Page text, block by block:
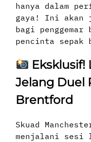
hanya dalam
gaya! Ini akan
bagi
pencinta
Eksklusif!
Jelang Duel
Brentford
Skuad
menjalani